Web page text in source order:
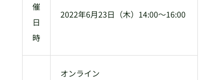
催
日
時
2022年6月23日（木）14:00～16:00
オンライン